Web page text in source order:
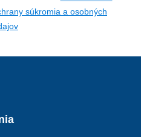
súkromia a osobných